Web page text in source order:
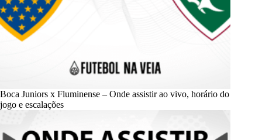
Boca Juniors x Fluminense – Onde assistir ao vivo, horário do
jogo e escalações